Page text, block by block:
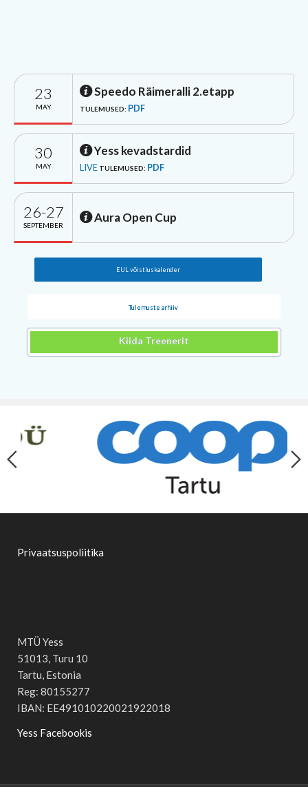
23
MAY
Speedo Räimeralli 2.etapp
TULEMUSED: PDF
30
MAY
Yess kevadstardid
LIVE TULEMUSED: PDF
26-27
SEPTEMBER
Aura Open Cup
EUL võistluskalender
Tulemuste arhiiv
Kiida Treenerit
Privaatsuspoliitika
MTÜ Yess
51013, Turu 10
Tartu, Estonia
Reg: 80155277
IBAN: EE491010220021922018
Yess Facebookis